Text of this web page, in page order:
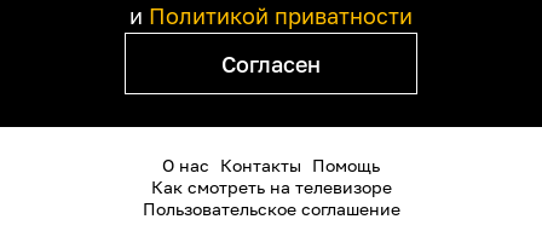
ДЕННИС ХОППЕР, США, 1969
и Политикой приватности
Согласен
О нас Контакты
Помощь
Как смотреть на телевизоре
Пользовательское соглашение